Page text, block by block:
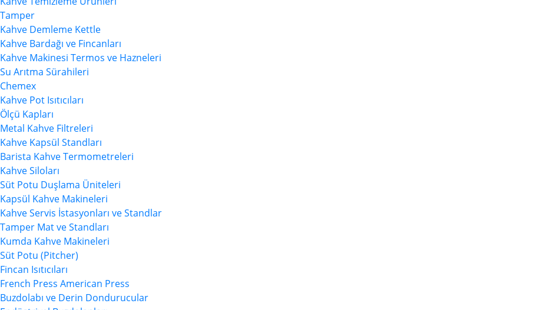
Tamper
Kahve Demleme Kettle
Kahve Bardağı ve Fincanları
Kahve Makinesi Termos ve Hazneleri
Su Arıtma Sürahileri
Chemex
Kahve Pot Isıtıcıları
Ölçü Kapları
Metal Kahve Filtreleri
Kahve Kapsül Standları
Barista Kahve Termometreleri
Kahve Siloları
Süt Potu Duşlama Üniteleri
Kapsül Kahve Makineleri
Kahve Servis İstasyonları ve Standlar
Tamper Mat ve Standları
Kumda Kahve Makineleri
Süt Potu (Pitcher)
Fincan Isıtıcıları
French Press American Press
Buzdolabı ve Derin Dondurucular